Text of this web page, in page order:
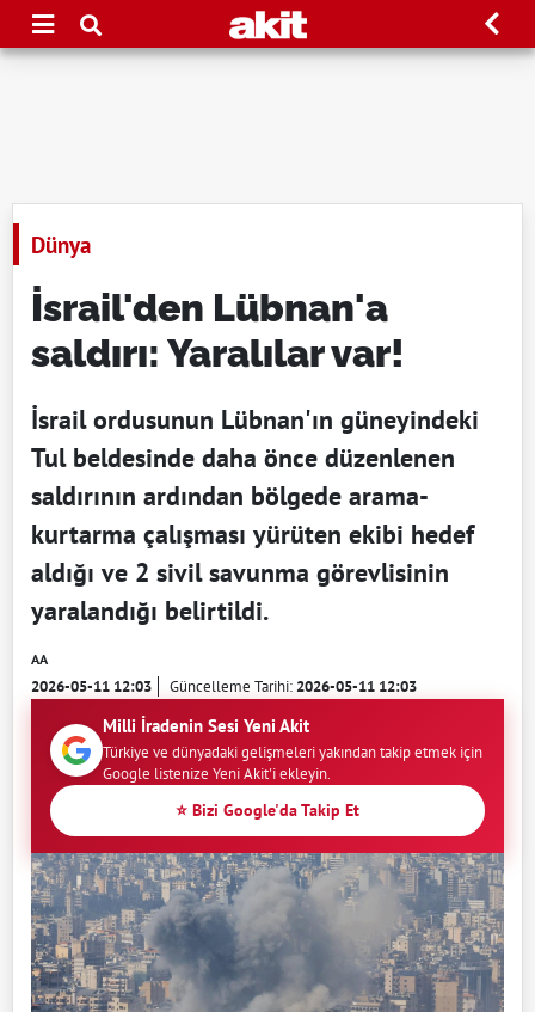
Dünya
İsrail'den Lübnan'a
saldırı: Yaralılar var!
İsrail ordusunun Lübnan'ın güneyindeki
Tul beldesinde daha önce düzenlenen
saldırının ardından bölgede arama-
kurtarma çalışması yürüten ekibi hedef
aldığı ve 2 sivil savunma görevlisinin
yaralandığı belirtildi.
AA
2026-05-11 12:03 Güncelleme Tarihi:2026-05-11 12:03
Milli İradenin Sesi Yeni Akit
Türkiye ve dünyadaki gelişmeleri yakından takip etmek için
Google listenize Yeni Akit'i ekleyin.
⭐ Bizi Google'da Takip Et